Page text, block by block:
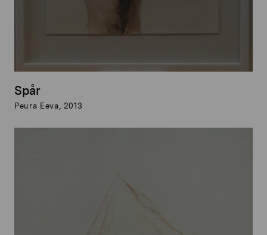
Spår
Peura Eeva, 2013